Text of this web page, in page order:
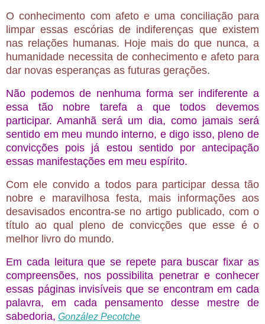
O conhecimento com afeto e uma conciliação para
limpar essas escórias de indiferenças que existem
nas relações humanas. Hoje mais do que nunca, a
humanidade necessita de conhecimento e afeto para
dar novas esperanças as futuras gerações.
Não podemos de nenhuma forma ser indiferente a
essa tão nobre tarefa a que todos devemos
participar. Amanhã será um dia, como jamais será
sentido em meu mundo interno, e digo isso, pleno de
convicções pois já estou sentido por antecipação
essas manifestações em meu espírito.
Com ele convido a todos para participar dessa tão
nobre e maravilhosa festa, mais informações aos
desavisados encontra-se no artigo publicado, com o
título ao qual pleno de convicções que esse é o
melhor livro do mundo.
Em cada leitura que se repete para buscar fixar as
compreensões, nos possibilita penetrar e conhecer
essas páginas invisíveis que se encontram em cada
palavra, em cada pensamento desse mestre de
sabedoria, González Pecotche